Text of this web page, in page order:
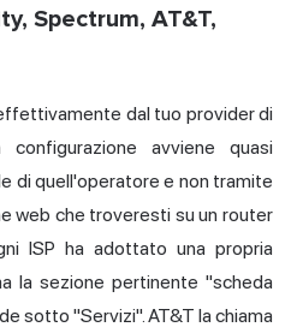
Spectrum, AT&T,
dal tuo provider di
avviene quasi
di quell'operatore e non tramite
web che troveresti su un router
ISP ha adottato una propria
la sezione pertinente "scheda
sotto "Servizi". AT&T la chiama